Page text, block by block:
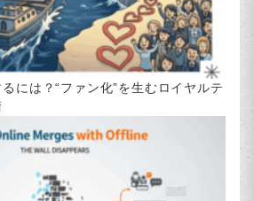
には？“ファン化”を生むロイヤルテ